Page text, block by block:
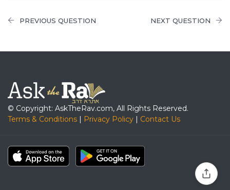
PREVIOUS QUESTION NEXT QUESTION
© Copyright: AskTheRav.com, All Rights Reserved.
Terms & Conditions | Privacy Policy | Contact Us